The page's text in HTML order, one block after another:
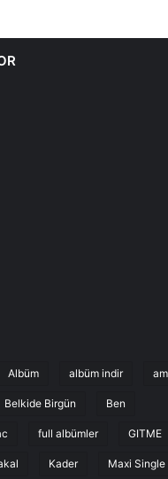
Albüm albüm indir
Belkide Birgün Ben
full albümler GITME
Kader Maxi Single